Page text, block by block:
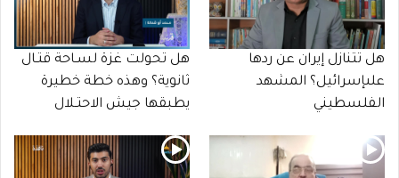
هل تتنازل إيران عن ردها
علىإسرائيل؟ المشهد
الفلسطيني
هل تحولت غزة لسـاحة قتـال
ثانوية؟ وهذه خطة خطيرة
يطبقها جيش الاحتـلال